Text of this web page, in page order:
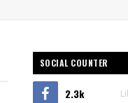
SOCIAL COUNTER
2.3k